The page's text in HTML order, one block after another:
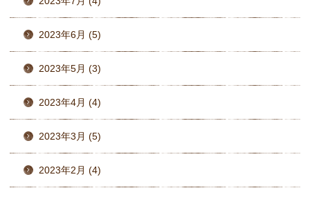
2023年6月 (5)
2023年5月 (3)
2023年4月 (4)
2023年3月 (5)
2023年2月 (4)